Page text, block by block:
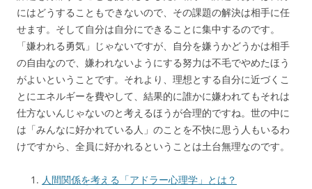
にはどうすることもできないので、その課題の解決は相手に任
せます。そして自分は自分にできることに集中するのです。
「嫌われる勇気」じゃないですが、自分を嫌うかどうかは相手
の自由なので、嫌われないようにする努力は不毛でやめたほう
がよいということです。それより、理想とする自分に近づくこ
とにエネルギーを費やして、結果的に誰かに嫌われてもそれは
仕方ないんじゃないのと考えるほうが合理的ですね。世の中に
は「みんなに好かれている人」のことを不快に思う人もいるわ
けですから、全員に好かれるということは土台無理なのです。
人間関係を考える「アドラー心理学」とは？